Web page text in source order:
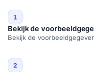
1
Bekijk de
Bekijk de
2